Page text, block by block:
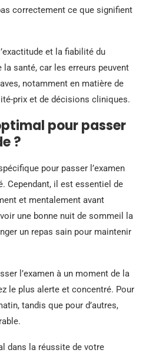
correctement ce que signifient
et la fiabilité du
santé, car les erreurs peuvent
notamment en matière de
prix et de décisions cliniques.
pour passer
?
pour passer l’examen
Cependant, il est essentiel de
et mentalement avant
une bonne nuit de sommeil la
un repas sain pour maintenir
l’examen à un moment de la
le plus alerte et concentré. Pour
tandis que pour d’autres,
dans la réussite de votre